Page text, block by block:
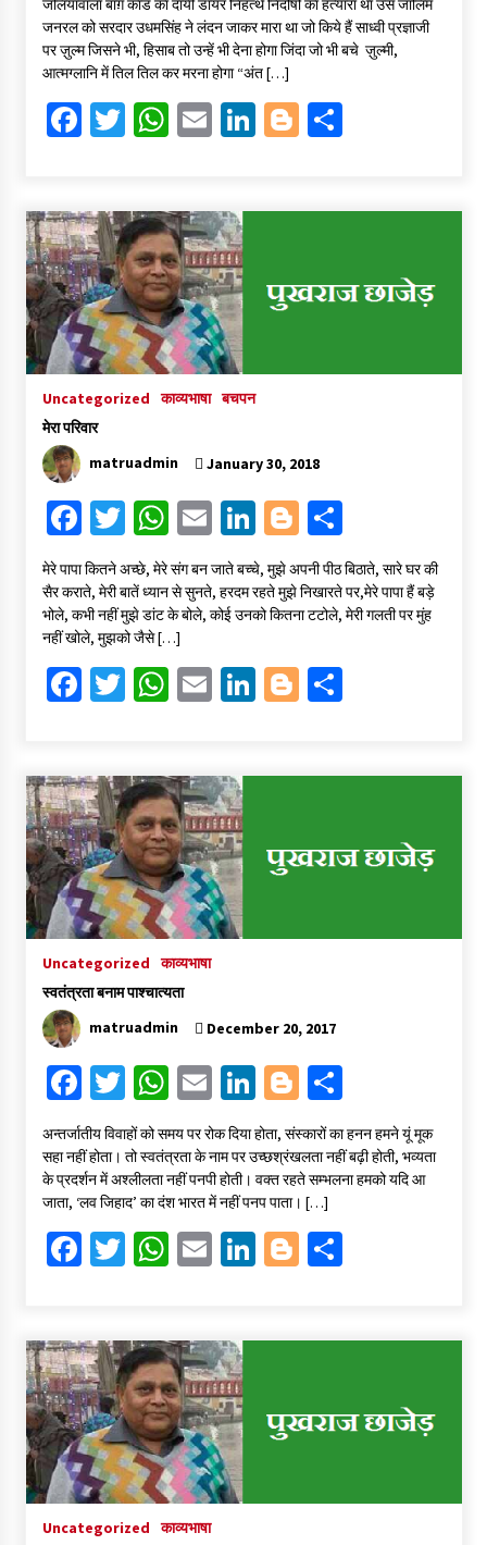
b
o
o
k
tt
er
at
sA
p
p
ai
l
ke
dI
n
gg
er
ar
e
जलियांवाला बाग़ कांड का दायी डायर निहत्थे निर्दोषों का हत्यारा था उस जालिम
जनरल को सरदार उधमसिंह ने लंदन जाकर मारा था जो किये हैं साध्वी प्रज्ञाजी
पर ज़ुल्म जिसने भी, हिसाब तो उन्हें भी देना होगा जिंदा जो भी बचे ज़ुल्मी,
आत्मग्लानि में तिल तिल कर मरना होगा “अंत […]
Fa
o
o
k
T
er
W
sA
p
p
E
l
Li
dI
Bl
er
S
e
Uncategorized काव्यभाषा बचपन
मेरा परिवार
matruadmin
January 30, 2018
Fa
ce
b
o
o
k
T
wi
tt
er
W
h
at
sA
p
p
E
m
ai
l
Li
n
ke
dI
n
Bl
o
gg
er
S
h
ar
e
मेरे पापा कितने अच्छे, मेरे संग बन जाते बच्चे, मुझे अपनी पीठ बिठाते, सारे घर की
सैर कराते, मेरी बातें ध्यान से सुनते, हरदम रहते मुझे निखारते पर,मेरे पापा हैं बड़े
भोले, कभी नहीं मुझे डांट के बोले, कोई उनको कितना टटोले, मेरी गलती पर मुंह
नहीं खोले, मुझको जैसे […]
Fa
o
o
k
T
er
W
sA
p
p
E
l
Li
dI
Bl
er
S
e
Uncategorized काव्यभाषा
स्वतंत्रता बनाम पाश्चात्यता
matruadmin
December 20, 2017
Fa
ce
b
o
o
k
T
wi
tt
er
W
at
sA
p
p
E
m
ai
l
Li
n
ke
dI
n
Bl
gg
er
S
ar
e
अन्तर्जातीय विवाहों को समय पर रोक दिया होता, संस्कारों का हनन हमने यूं मूक
सहा नहीं होता। तो स्वतंत्रता के नाम पर उच्छश्रंखलता नहीं बढ़ी होती, भव्यता
के प्रदर्शन में अश्लीलता नहीं पनपी होती। वक्त रहते सम्भलना हमको यदि आ
जाता, ‘लव जिहाद’ का दंश भारत में नहीं पनप पाता। […]
Fa
o
o
k
T
er
W
sA
p
p
E
l
Li
dI
Bl
er
S
e
Uncategorized काव्यभाषा